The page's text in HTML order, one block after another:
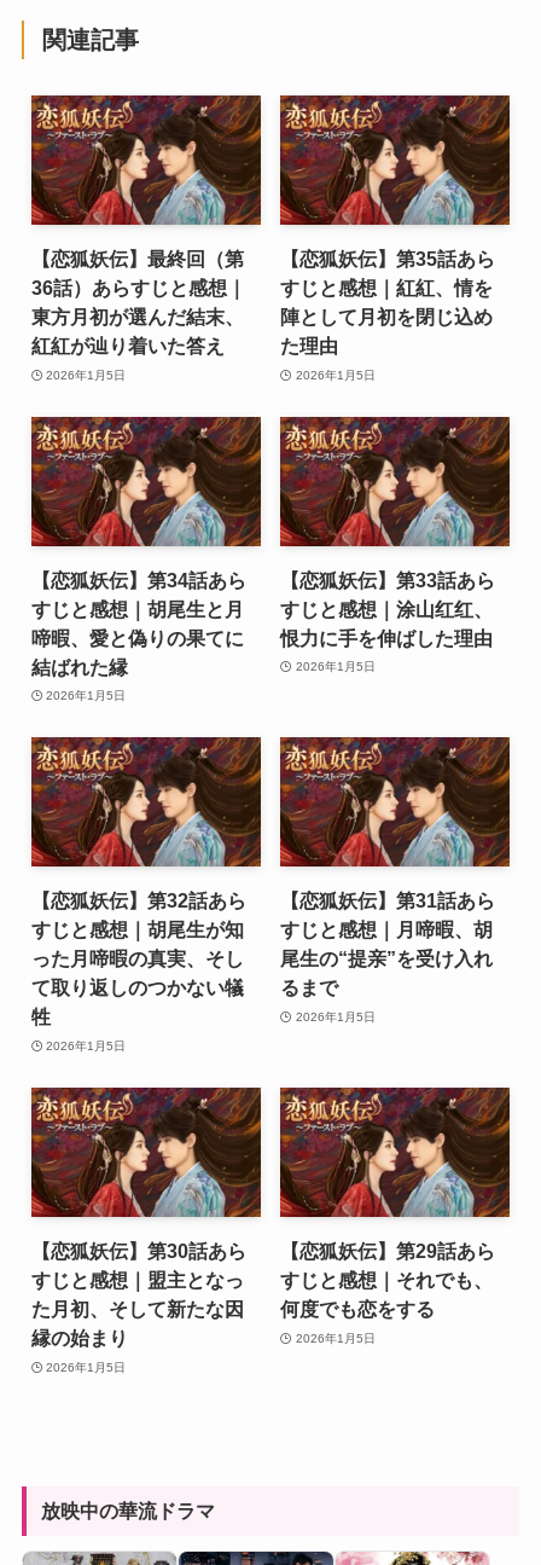
関連記事
【恋狐妖伝】最終回（第
36話）あらすじと感想｜
東方月初が選んだ結末、
紅紅が辿り着いた答え
2026年1月5日
【恋狐妖伝】第35話あら
すじと感想｜紅紅、情を
陣として月初を閉じ込め
た理由
2026年1月5日
【恋狐妖伝】第34話あら
すじと感想｜胡尾生と月
啼暇、愛と偽りの果てに
結ばれた縁
2026年1月5日
【恋狐妖伝】第33話あら
すじと感想｜涂山红红、
恨力に手を伸ばした理由
2026年1月5日
【恋狐妖伝】第32話あら
すじと感想｜胡尾生が知
った月啼暇の真実、そし
て取り返しのつかない犠
牲
2026年1月5日
【恋狐妖伝】第31話あら
すじと感想｜月啼暇、胡
尾生の“提亲”を受け入れ
るまで
2026年1月5日
【恋狐妖伝】第30話あら
すじと感想｜盟主となっ
た月初、そして新たな因
縁の始まり
2026年1月5日
【恋狐妖伝】第29話あら
すじと感想｜それでも、
何度でも恋をする
2026年1月5日
放映中の華流ドラマ